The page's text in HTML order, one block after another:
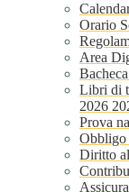
Orario
Area
Libri di
2026
Prova
Obbligo
Diritto